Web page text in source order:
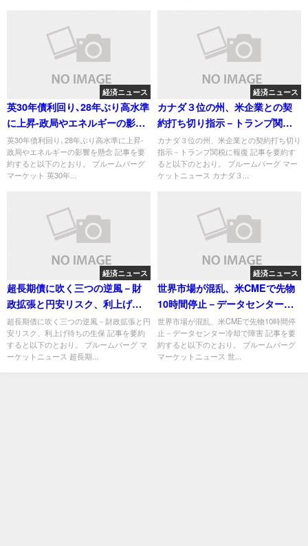
経済ニュース
英30年債利回り､28年ぶり高水準
に上昇-政局やエネルギーの影響
を懸念
英30年債利回り､28年ぶり高水準に上昇-
政局やエネルギーの影響を懸念 記事を要
約すると以下のとおり。 ブルームバーグ
マーケット 英30年...
経済ニュース
カナダ３位の州、米企業との契
約打ち切り指示－トランプ関税
に報復
カナダ３位の州、米企業との契約打ち切り
指示－トランプ関税に報復 記事を要約す
ると以下のとおり。 ブルームバーグ マー
ケットニュース カナダ３...
経済ニュース
超長期債に吹く三つの逆風－財
政拡張と円安リスク、利上げ待
ちの生保
超長期債に吹く三つの逆風－財政拡張と円
安リスク、利上げ待ちの生保 記事を要約
すると以下のとおり。 ブルームバーグ マ
ーケットニュース 超長期...
経済ニュース
世界市場が混乱、米CMEで先物
10時間停止－データセンター冷
却で障害
世界市場が混乱、米CMEで先物10時間停
止－データセンター冷却で障害 記事を要
約すると以下のとおり。 ブルームバーグ
マーケットニュース 世...